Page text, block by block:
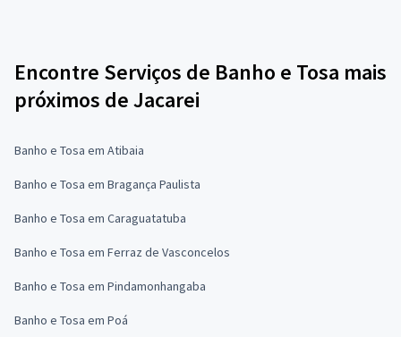
Encontre Serviços de Banho e Tosa mais
próximos de Jacarei
Banho e Tosa em Atibaia
Banho e Tosa em Bragança Paulista
Banho e Tosa em Caraguatatuba
Banho e Tosa em Ferraz de Vasconcelos
Banho e Tosa em Pindamonhangaba
Banho e Tosa em Poá